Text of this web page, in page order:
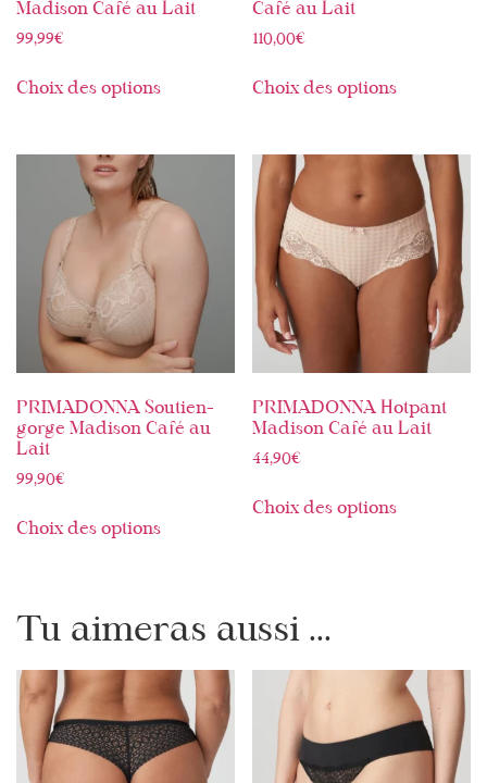
Madison Café au Lait
99,99€
Choix des options
Café au Lait
110,00€
Choix des options
PRIMADONNA Soutien-
gorge Madison Café au
Lait
99,90€
Choix des options
PRIMADONNA Hotpant
Madison Café au Lait
44,90€
Choix des options
Tu aimeras aussi ...